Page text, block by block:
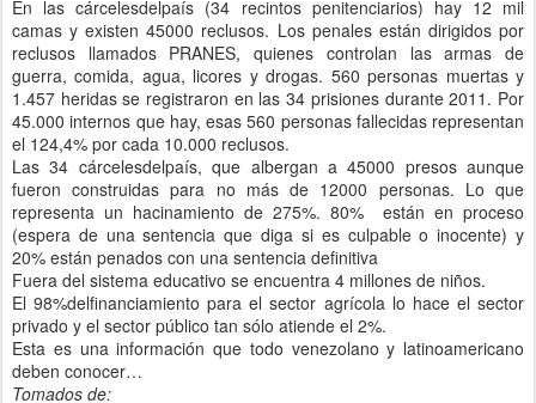
En las cárcelesdelpaís (34 recintos penitenciarios) hay 12 mil
camas y existen 45000 reclusos. Los penales están dirigidos por
reclusos llamados PRANES, quienes controlan las armas de
guerra, comida, agua, licores y drogas. 560 personas muertas y
1.457 heridas se registraron en las 34 prisiones durante 2011. Por
45.000 internos que hay, esas 560 personas fallecidas representan
el 124,4% por cada 10.000 reclusos.
Las 34 cárcelesdelpaís, que albergan a 45000 presos aunque
fueron construidas para no más de 12000 personas. Lo que
representa un hacinamiento de 275%. 80% están en proceso
(espera de una sentencia que diga si es culpable o inocente) y
20% están penados con una sentencia definitiva
Fuera del sistema educativo se encuentra 4 millones de niños.
El 98%delfinanciamiento para el sector agrícola lo hace el sector
privado y el sector público tan sólo atiende el 2%.
Esta es una información que todo venezolano y latinoamericano
deben conocer…
Tomados de: